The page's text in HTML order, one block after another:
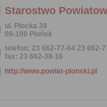
Starostwo
ul. Płocka 39
09-100 Płońsk
telefon: 23 662-77-64 23 662-
fax: 23 662-38-16
http://www.powiat-plonski.pl